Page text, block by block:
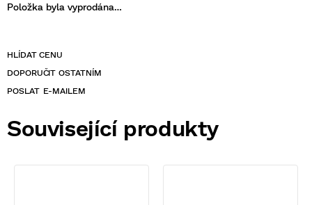
Položka byla vyprodána…
POSLAT
Související produkty